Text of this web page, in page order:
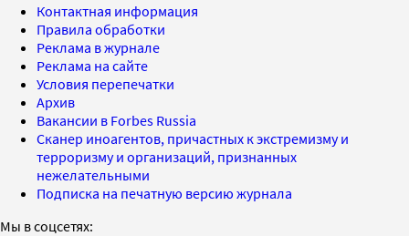
Контактная информация
Правила обработки
Реклама в журнале
Реклама на сайте
Условия перепечатки
Архив
Вакансии в Forbes Russia
Сканер иноагентов, причастных к экстремизму и
терроризму и организаций, признанных
нежелательными
Подписка на печатную версию журнала
Мы в соцсетях: